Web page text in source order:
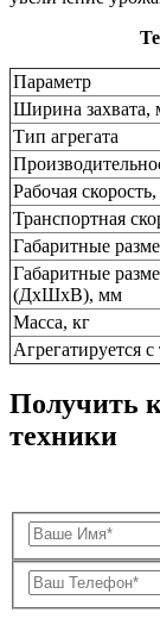
Параметр
Ширина захвата,
Тип агрегата
Рабочая
Транспортная
Габаритные
Габаритные
(ДхШхВ), мм
Масса, кг
Агрегатируется
Получить
техники